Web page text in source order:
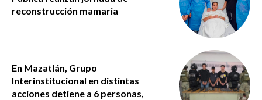
reconstrucción mamaria
En Mazatlán, Grupo
Interinstitucional en distintas
acciones detiene a 6 personas,